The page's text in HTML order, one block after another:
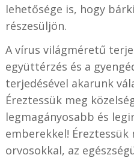
lehetősége is, hogy
részesüljön.
A vírus világméretű
együttérzés és a
terjedésével akarunk
Éreztessük meg
legmagányosabb és
emberekkel! Éreztessük
orvosokkal, az